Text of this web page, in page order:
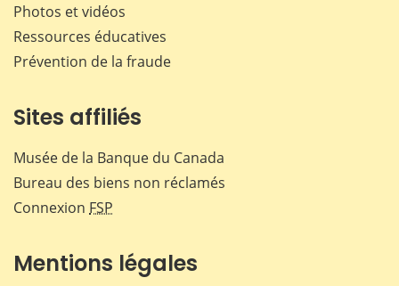
Photos et vidéos
Ressources éducatives
Prévention de la fraude
Sites affiliés
Musée de la Banque du Canada
Bureau des biens non réclamés
Connexion FSP
Mentions légales